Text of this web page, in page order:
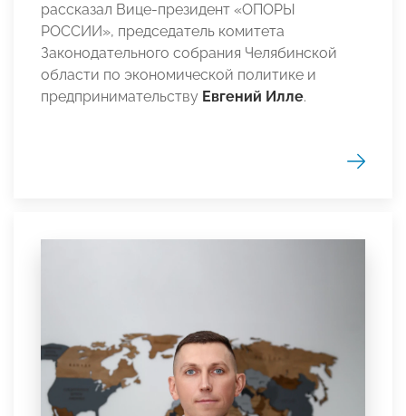
рассказал Вице-президент «ОПОРЫ
РОССИИ», председатель комитета
Законодательного собрания Челябинской
области по экономической политике и
предпринимательству Евгений Илле.